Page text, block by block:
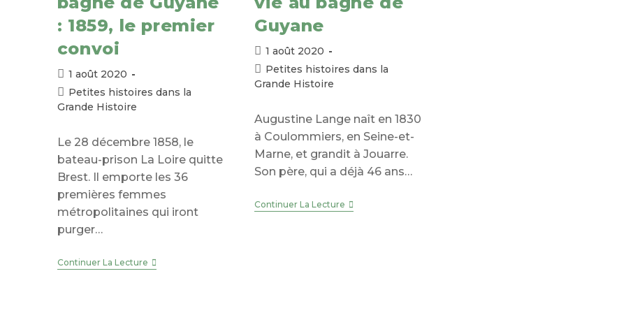
: 1859, le premier
convoi
Publication
publiée :
1 août 2020
Post
category:
Petites histoires dans la
Grande Histoire
Le 28 décembre 1858, le
bateau-prison La Loire quitte
Brest. Il emporte les 36
premières femmes
métropolitaines qui iront
purger…
Continuer La LectureDes
Femmes
Guyane
Publication
publiée :
1 août 2020
Post
category:
Petites histoires dans la
Grande Histoire
Augustine Lange naît en 1830
à Coulommiers, en Seine-et-
Marne, et grandit à Jouarre.
Son père, qui a déjà 46 ans…
Continuer La Lecture Augustine,
Une